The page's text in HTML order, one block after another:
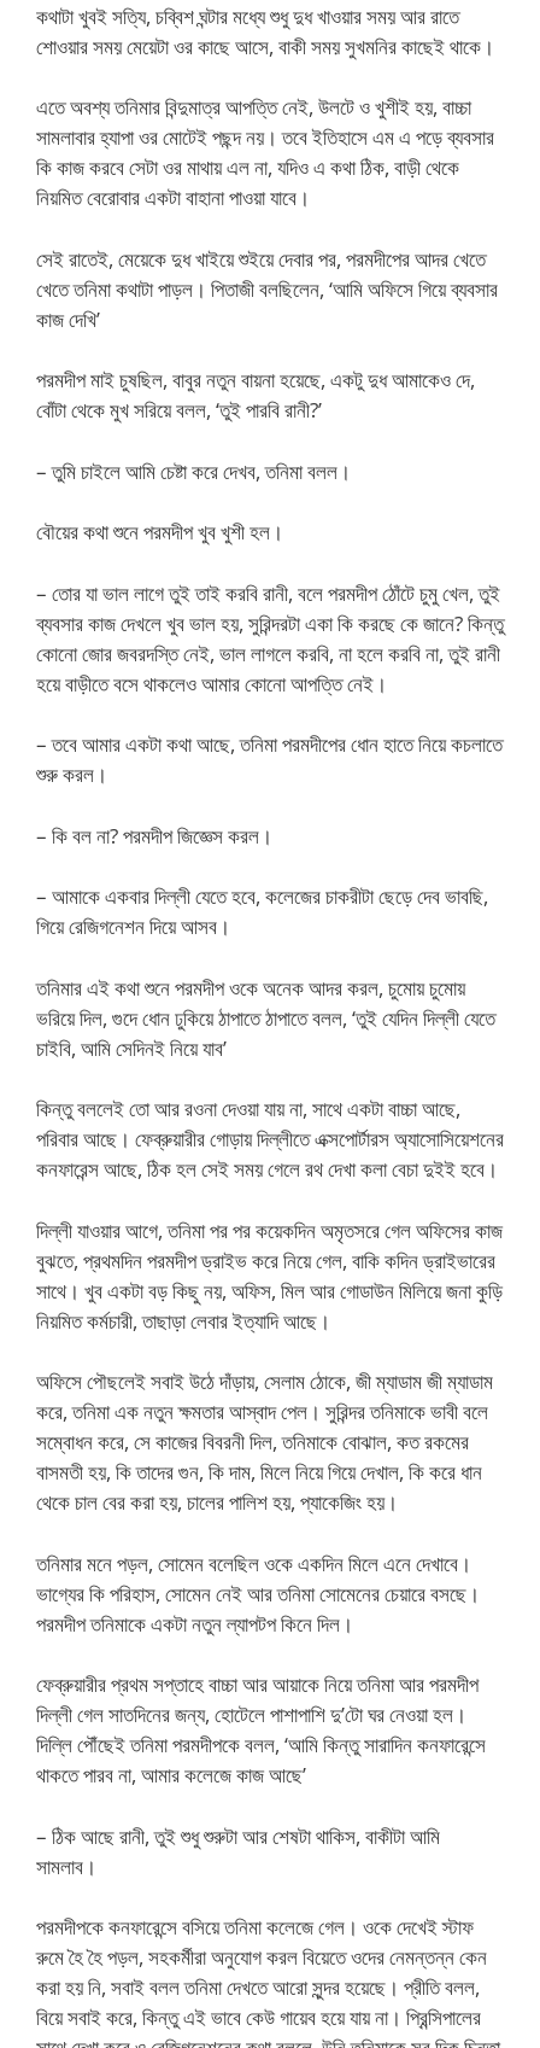
কথাটা খুবই সত্যি, চব্বিশ ঘন্টার মধ্যে শুধু দুধ খাওয়ার সময় আর রাতে
শোওয়ার সময় মেয়েটা ওর কাছে আসে, বাকী সময় সুখমনির কাছেই থাকে।
এতে অবশ্য তনিমার বিন্দুমাত্র আপত্তি নেই, উলটে ও খুশীই হয়, বাচ্চা
সামলাবার হ্যাপা ওর মোটেই পছন্দ নয়। তবে ইতিহাসে এম এ পড়ে ব্যবসার
কি কাজ করবে সেটা ওর মাথায় এল না, যদিও এ কথা ঠিক, বাড়ী থেকে
নিয়মিত বেরোবার একটা বাহানা পাওয়া যাবে।
সেই রাতেই, মেয়েকে দুধ খাইয়ে শুইয়ে দেবার পর, পরমদীপের আদর খেতে
খেতে তনিমা কথাটা পাড়ল। পিতাজী বলছিলেন, ‘আমি অফিসে গিয়ে ব্যবসার
কাজ দেখি’
পরমদীপ মাই চুষছিল, বাবুর নতুন বায়না হয়েছে, একটু দুধ আমাকেও দে,
বোঁটা থেকে মুখ সরিয়ে বলল, ‘তুই পারবি রানী?’
– তুমি চাইলে আমি চেষ্টা করে দেখব, তনিমা বলল।
বৌয়ের কথা শুনে পরমদীপ খুব খুশী হল।
– তোর যা ভাল লাগে তুই তাই করবি রানী, বলে পরমদীপ ঠোঁটে চুমু খেল, তুই
ব্যবসার কাজ দেখলে খুব ভাল হয়, সুরিন্দরটা একা কি করছে কে জানে? কিন্তু
কোনো জোর জবরদস্তি নেই, ভাল লাগলে করবি, না হলে করবি না, তুই রানী
হয়ে বাড়ীতে বসে থাকলেও আমার কোনো আপত্তি নেই।
– তবে আমার একটা কথা আছে, তনিমা পরমদীপের ধোন হাতে নিয়ে কচলাতে
শুরু করল।
– কি বল না? পরমদীপ জিজ্ঞেস করল।
– আমাকে একবার দিল্লী যেতে হবে, কলেজের চাকরীটা ছেড়ে দেব ভাবছি,
গিয়ে রেজিগনেশন দিয়ে আসব।
তনিমার এই কথা শুনে পরমদীপ ওকে অনেক আদর করল, চুমোয় চুমোয়
ভরিয়ে দিল, গুদে ধোন ঢুকিয়ে ঠাপাতে ঠাপাতে বলল, ‘তুই যেদিন দিল্লী যেতে
চাইবি, আমি সেদিনই নিয়ে যাব’
কিন্তু বললেই তো আর রওনা দেওয়া যায় না, সাথে একটা বাচ্চা আছে,
পরিবার আছে। ফেব্রুয়ারীর গোড়ায় দিল্লীতে এক্সপোর্টারস অ্যাসোসিয়েশনের
কনফারেন্স আছে, ঠিক হল সেই সময় গেলে রথ দেখা কলা বেচা দুইই হবে।
দিল্লী যাওয়ার আগে, তনিমা পর পর কয়েকদিন অমৃতসরে গেল অফিসের কাজ
বুঝতে, প্রথমদিন পরমদীপ ড্রাইভ করে নিয়ে গেল, বাকি কদিন ড্রাইভারের
সাথে। খুব একটা বড় কিছু নয়, অফিস, মিল আর গোডাউন মিলিয়ে জনা কুড়ি
নিয়মিত কর্মচারী, তাছাড়া লেবার ইত্যাদি আছে।
অফিসে পৌছলেই সবাই উঠে দাঁড়ায়, সেলাম ঠোকে, জী ম্যাডাম জী ম্যাডাম
করে, তনিমা এক নতুন ক্ষমতার আস্বাদ পেল। সুরিন্দর তনিমাকে ভাবী বলে
সম্বোধন করে, সে কাজের বিবরনী দিল, তনিমাকে বোঝাল, কত রকমের
বাসমতী হয়, কি তাদের গুন, কি দাম, মিলে নিয়ে গিয়ে দেখাল, কি করে ধান
থেকে চাল বের করা হয়, চালের পালিশ হয়, প্যাকেজিং হয়।
তনিমার মনে পড়ল, সোমেন বলেছিল ওকে একদিন মিলে এনে দেখাবে।
ভাগ্যের কি পরিহাস, সোমেন নেই আর তনিমা সোমেনের চেয়ারে বসছে।
পরমদীপ তনিমাকে একটা নতুন ল্যাপটপ কিনে দিল।
ফেব্রুয়ারীর প্রথম সপ্তাহে বাচ্চা আর আয়াকে নিয়ে তনিমা আর পরমদীপ
দিল্লী গেল সাতদিনের জন্য, হোটেলে পাশাপাশি দু’টো ঘর নেওয়া হল।
দিল্লি পৌঁছেই তনিমা পরমদীপকে বলল, ‘আমি কিন্তু সারাদিন কনফারেন্সে
থাকতে পারব না, আমার কলেজে কাজ আছে’
– ঠিক আছে রানী, তুই শুধু শুরুটা আর শেষটা থাকিস, বাকীটা আমি
সামলাব।
পরমদীপকে কনফারেন্সে বসিয়ে তনিমা কলেজে গেল। ওকে দেখেই স্টাফ
রুমে হৈ হৈ পড়ল, সহকর্মীরা অনুযোগ করল বিয়েতে ওদের নেমন্তন্ন কেন
করা হয় নি, সবাই বলল তনিমা দেখতে আরো সুন্দর হয়েছে। প্রীতি বলল,
বিয়ে সবাই করে, কিন্তু এই ভাবে কেউ গায়েব হয়ে যায় না। প্রিন্সিপালের